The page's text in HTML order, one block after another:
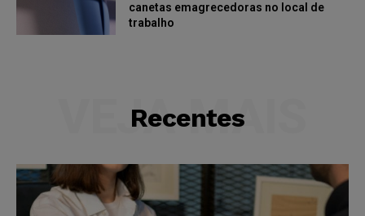
canetas emagrecedoras no local de
trabalho
Recentes
VEJA MAIS